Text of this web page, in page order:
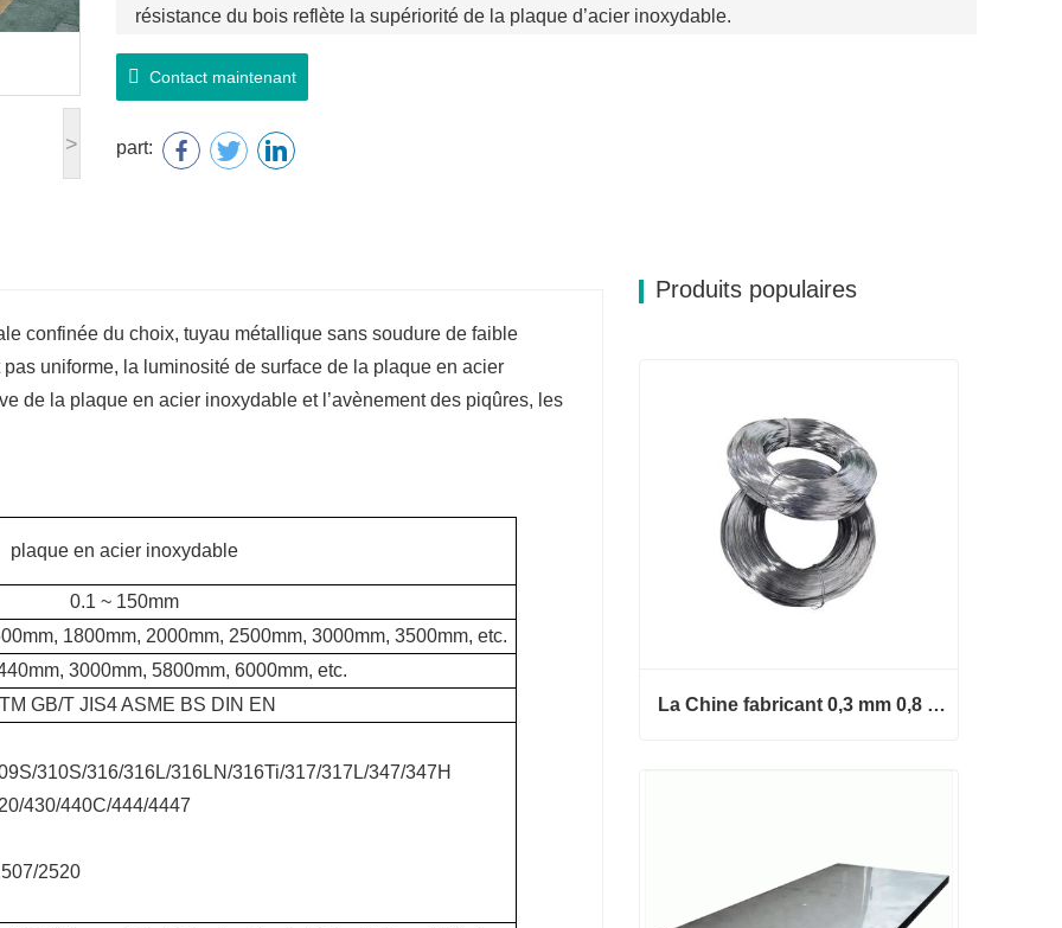
>
résistance du bois reflète la supériorité de la plaque d’acier inoxydable.
Contact maintenant
part:
confinée du choix, tuyau métallique sans soudure de faible
uniforme, la luminosité de surface de la plaque en acier
de la plaque en acier inoxydable et l’avènement des piqûres, les
plaque en acier inoxydable
0.1 ~ 150mm
1800mm, 2000mm, 2500mm, 3000mm, 3500mm, etc.
3000mm, 5800mm, 6000mm, etc.
GB/T JIS4 ASME BS DIN EN
310S/316/316L/316LN/316Ti/317/317L/347/347H
430/440C/444/4447
2520
Produits populaires
La Chine fabricant 0,3 mm 0,8 mm 1,25 mm 2 mm de fil d'acier galvanisé